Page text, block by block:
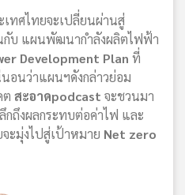
ทศไทยจะเปลี่ยนผ่านสู่
บ แผนพัฒนากำลังผลิตไฟฟ้า
Development Plan ที่
นว่าแผนฯดังกล่าวย่อม
ต สะอาดpodcast จะชวนมา
กถึงผลกระทบต่อค่าไฟ และ
ะมุ่งไปสู่เป้าหมาย Net zero